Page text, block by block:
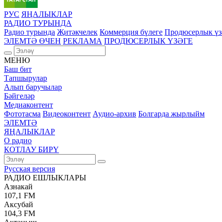
РУС ЯҢАЛЫКЛАР
РАДИО ТУРЫНДА
Радио турында Җитәкчелек Коммерция бүлеге Продюсерлык
ЭЛЕМТӘ ӨЧЕН РЕКЛАМА ПРОДЮСЕРЛЫК ҮЗӘГЕ
МЕНЮ
Баш бит
Тапшырулар
Алып баручылар
Бәйгеләр
Медиаконтент
Фототасма Видеоконтент Аудио-архив Болгарда жырлыйм
ЭЛЕМТӘ
ЯҢАЛЫКЛАР
О радио
КОТЛАУ БИРҮ
Русская версия
РАДИО ЕШЛЫКЛАРЫ
Азнакай
107,1 FM
Аксубай
104,3 FM